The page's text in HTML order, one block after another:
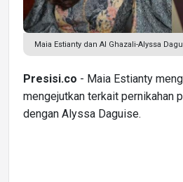
Maia Estianty dan Al Ghazali-Alyssa
Presisi.co - Maia Estianty
mengejutkan terkait pernikahan
dengan Alyssa Daguise.